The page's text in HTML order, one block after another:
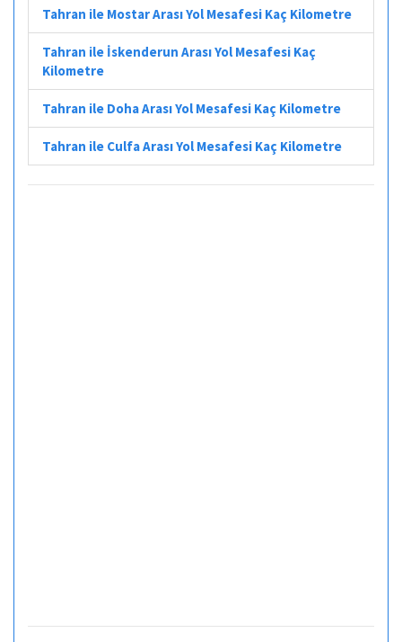
Tahran ile Mostar Arası Yol Mesafesi Kaç Kilometre
Tahran ile İskenderun Arası Yol Mesafesi Kaç
Kilometre
Tahran ile Doha Arası Yol Mesafesi Kaç Kilometre
Tahran ile Culfa Arası Yol Mesafesi Kaç Kilometre